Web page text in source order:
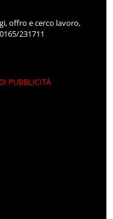
offro e cerco lavoro,
231711
PUBBLICITÀ